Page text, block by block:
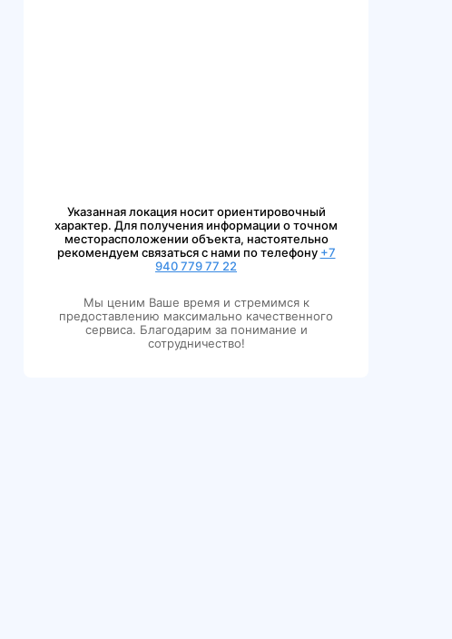
Указанная локация носит ориентировочный
характер. Для получения информации о точном
месторасположении объекта, настоятельно
рекомендуем связаться с нами по телефону +7
940 779 77 22
Мы ценим Ваше время и стремимся к
предоставлению максимально качественного
сервиса. Благодарим за понимание и
сотрудничество!